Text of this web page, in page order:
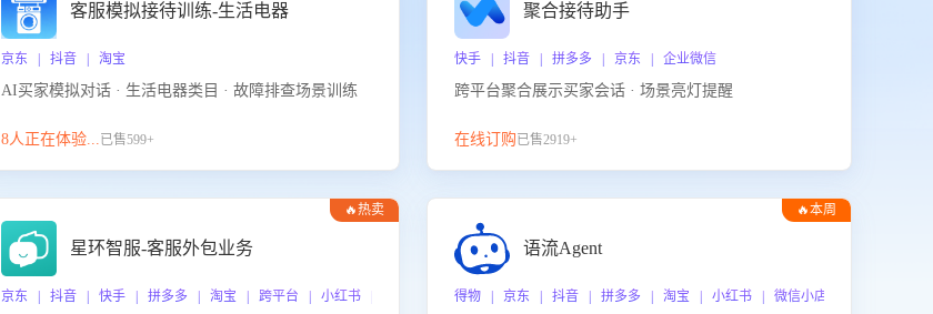
客服模拟接待训练-生活电器
京东 | 抖音 | 淘宝
AI买家模拟对话 · 生活电器类目 · 故障排查场景训练
8人正在体验...已售599+
聚合接待助手
快手 | 抖音 | 拼多多 | 京东 | 企业微信
跨平台聚合展示买家会话 · 场景亮灯提醒
在线订购已售2919+
🔥热卖
星环智服-客服外包业务
京东 | 抖音 | 快手 | 拼多多 | 淘宝 | 跨平台 | 小红书 | 得物 | 企业微信
🔥本周
语流Agent
得物 | 京东 | 抖音 | 拼多多 | 淘宝 | 小红书 | 微信小店 | 快手 | 唯品